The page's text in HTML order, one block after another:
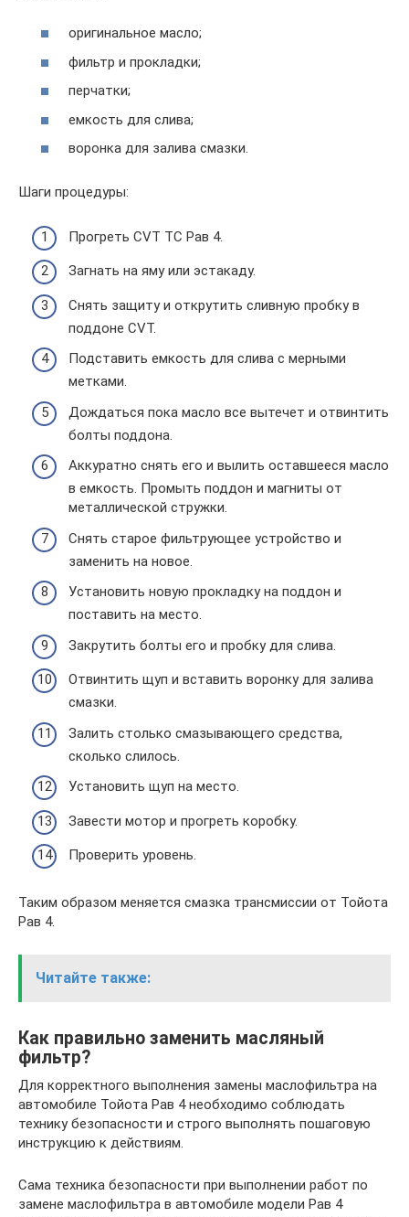
оригинальное масло;
фильтр и прокладки;
перчатки;
емкость для слива;
воронка для залива смазки.
Шаги процедуры:
Прогреть CVT ТС Рав 4.
Загнать на яму или эстакаду.
Снять защиту и открутить сливную пробку в
поддоне CVT.
Подставить емкость для слива с мерными
метками.
Дождаться пока масло все вытечет и отвинтить
болты поддона.
Аккуратно снять его и вылить оставшееся масло
в емкость. Промыть поддон и магниты от
металлической стружки.
Снять старое фильтрующее устройство и
заменить на новое.
Установить новую прокладку на поддон и
поставить на место.
Закрутить болты его и пробку для слива.
Отвинтить щуп и вставить воронку для залива
смазки.
Залить столько смазывающего средства,
сколько слилось.
Установить щуп на место.
Завести мотор и прогреть коробку.
Проверить уровень.
Таким образом меняется смазка трансмиссии от Тойота
Рав 4.
Читайте также:
Как правильно заменить масляный
фильтр?
Для корректного выполнения замены маслофильтра на
автомобиле Тойота Рав 4 необходимо соблюдать
технику безопасности и строго выполнять пошаговую
инструкцию к действиям.
Сама техника безопасности при выполнении работ по
замене маслофильтра в автомобиле модели Рав 4